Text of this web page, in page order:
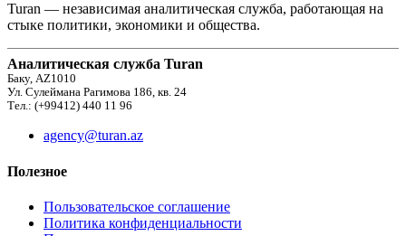
Turan — независимая аналитическая служба, работающая на
стыке политики, экономики и общества.
Аналитическая служба Turan
Баку, AZ1010
Ул. Сулеймана Рагимова 186, кв. 24
Тел.: (+99412) 440 11 96
agency@turan.az
Полезное
Пользовательское соглашение
Политика конфиденциальности